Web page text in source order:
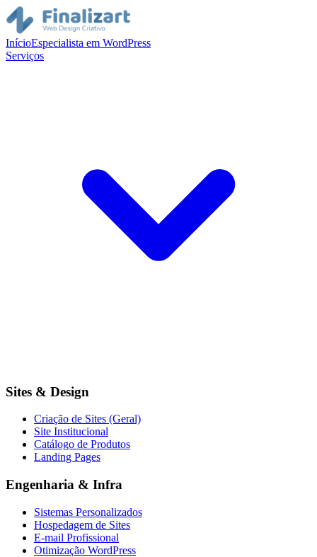
InícioEspecialista em WordPress
Serviços
Sites & Design
Criação de Sites (Geral)
Site Institucional
Catálogo de Produtos
Landing Pages
Engenharia & Infra
Sistemas Personalizados
Hospedagem de Sites
E-mail Profissional
Otimização WordPress